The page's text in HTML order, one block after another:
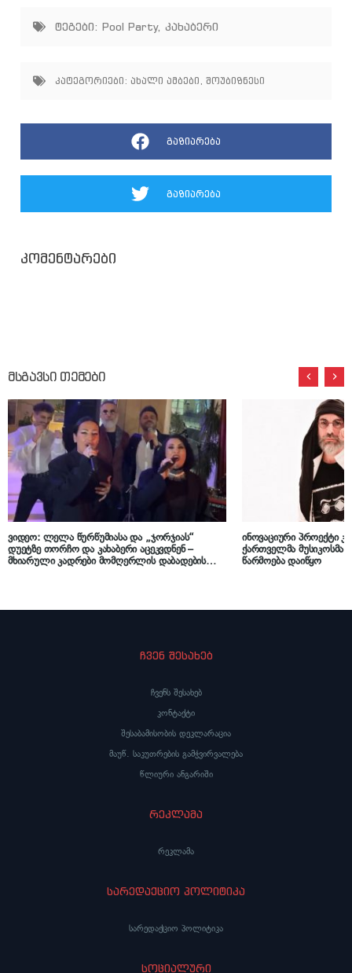
ტეგები: Pool Party, კახაბერი
კატეგორიები: ახალი ამბები , შოუბიზნესი
გაზიარება
გაზიარება
კომენტარები
მსგავსი თემები
ვიდეო: ლელა წურწუმიასა და „ჯორჯიას“
დუეტზე თორჩო და კახაბერი აცეკვდნენ –
მხიარული კადრები მომღერლის დაბადების
ინოვაციური პროექტი
ქართველმა მუსიკოსმა
წარმოება დაიწყო
ჩვენ შესახებ
ჩვენს შესახებ
კონტაქტი
შესაბამისობის დეკლარაცია
მაუწ. საკუთრების გამჭვირვალება
წლიური ანგარიში
რეკლამა
რეკლამა
სარედაქციო პოლიტიკა
სარედაქციო პოლიტიკა
სოციალური